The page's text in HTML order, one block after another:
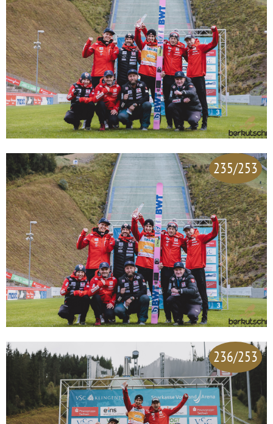
235/253
236/253